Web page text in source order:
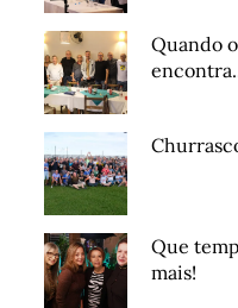
Quando
Que
mais!